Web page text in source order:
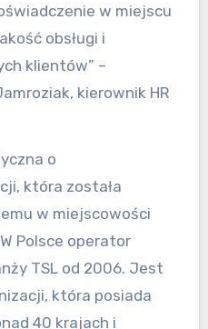
w miejscu
obsługi i
klientów” –
kierownik HR
o
która została
w miejscowości
Polsce operator
TSL od 2006. Jest
która posiada
40 krajach i